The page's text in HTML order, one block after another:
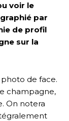
voir le
par
de profil
sur la
de face.
champagne,
On notera